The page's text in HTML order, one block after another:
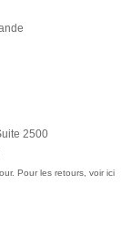
2500
Pour les retours, voir ici